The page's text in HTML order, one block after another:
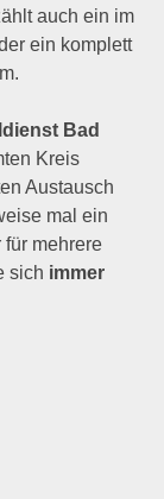
auch ein im
ein komplett
Bad
Kreis
Austausch
mal ein
mehrere
sich immer